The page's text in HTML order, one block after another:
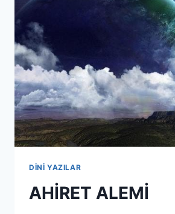
DİNİ YAZILAR
AHİRET ALEMİ